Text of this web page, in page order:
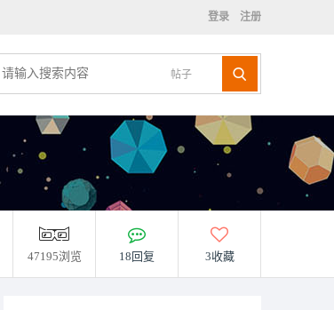
登录 注册
帖子
47195浏览 18回复 3收藏